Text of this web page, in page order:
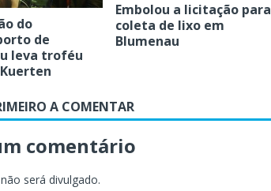
do
de
leva troféu
Embolou a licitação para
coleta de lixo em
Blumenau
A COMENTAR
comentário
será divulgado.